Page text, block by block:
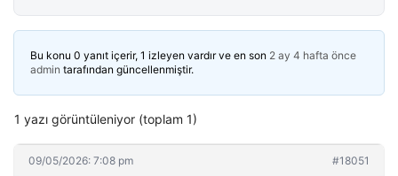
Bu konu 0 yanıt içerir, 1 izleyen vardır ve en son 2 ay 4 hafta önce
admin tarafından güncellenmiştir.
1 yazı görüntüleniyor (toplam 1)
09/05/2026: 7:08 pm #18051